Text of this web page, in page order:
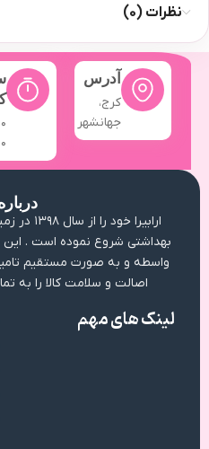
نظرات (0)
آدرس
کرج،
جهانشهر
لینک های مهم
ارابیرا
بهداشتی شروع نموده است . این
واسطه و به صورت مستقیم
اصالت و سلامت کالا را به